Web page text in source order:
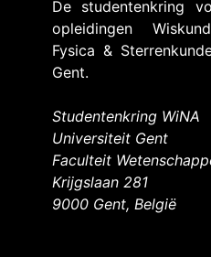
De studentenkring
opleidingen
Fysica &
Gent.
Studentenkring WiNA
Universiteit Gent
Faculteit
Krijgslaan 281
9000 Gent, België